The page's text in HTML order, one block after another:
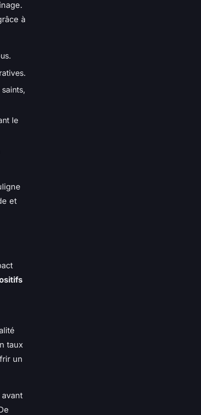
à
le
et
taux
un
avant